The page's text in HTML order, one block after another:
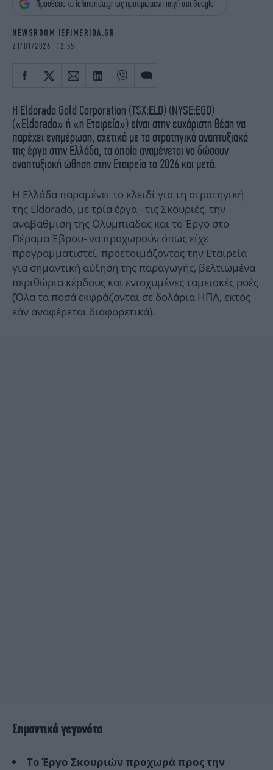
iBOOKS
ΖΩΔΙΑ
MEDIA
NEWSLETTER
Πρόσθεσε το iefimerida.gr ως προτιμώμενη πηγή στη Google
NEWSROOM IEFIMERIDA.GR
21/01/2026 12:55
Η Eldorado Gold Corporation (TSX:ELD) (NYSE:EGO)
(«Eldorado» ή «η Εταιρεία») είναι στην ευχάριστη θέση να
παρέχει ενημέρωση, σχετικά με τα στρατηγικά αναπτυξιακά
της έργα στην Ελλάδα, τα οποία αναμένεται να δώσουν
αναπτυξιακή ώθηση στην Εταιρεία το 2026 και μετά.
Η Ελλάδα παραμένει το κλειδί για τη στρατηγική
της Eldorado, με τρία έργα - τις Σκουριές, την
αναβάθμιση της Ολυμπιάδας και το Έργο στο
Πέραμα Έβρου- να προχωρούν όπως είχε
προγραμματιστεί, προετοιμάζοντας την Εταιρεία
για σημαντική αύξηση της παραγωγής, βελτιωμένα
περιθώρια κέρδους και ενισχυμένες ταμειακές ροές
(Όλα τα ποσά εκφράζονται σε δολάρια ΗΠΑ, εκτός
εάν αναφέρεται διαφορετικά).
Σημαντικά γεγονότα
Το Έργο Σκουριών προχωρά προς την